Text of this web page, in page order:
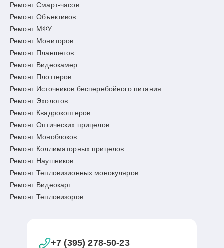
Ремонт Смарт-часов
Ремонт Объективов
Ремонт МФУ
Ремонт Мониторов
Ремонт Планшетов
Ремонт Видеокамер
Ремонт Плоттеров
Ремонт Источников бесперебойного питания
Ремонт Эхолотов
Ремонт Квадрокоптеров
Ремонт Оптических прицелов
Ремонт Моноблоков
Ремонт Коллиматорных прицелов
Ремонт Наушников
Ремонт Тепловизионных монокуляров
Ремонт Видеокарт
Ремонт Тепловизоров
+7 (395) 278-50-23